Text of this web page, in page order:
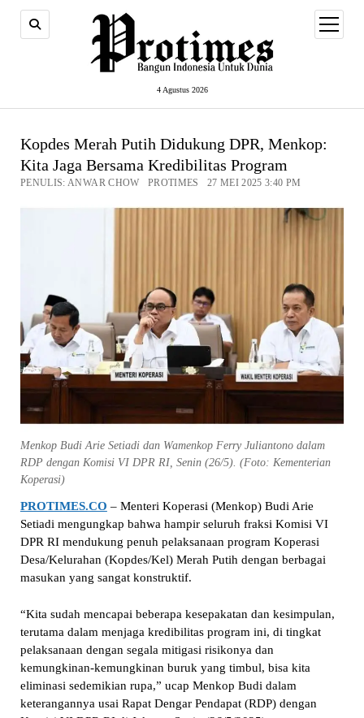
4 Agustus 2026
open
menu
Kopdes Merah Putih Didukung DPR, Menkop:
Kita Jaga Bersama Kredibilitas Program
PENULIS: ANWAR CHOW PROTIMES 27 MEI 2025 3:40 PM
Menkop Budi Arie Setiadi dan Wamenkop Ferry Juliantono dalam
RDP dengan Komisi VI DPR RI, Senin (26/5). (Foto: Kementerian
Koperasi)
PROTIMES.CO – Menteri Koperasi (Menkop) Budi Arie
Setiadi mengungkap bahwa hampir seluruh fraksi Komisi VI
DPR RI mendukung penuh pelaksanaan program Koperasi
Desa/Kelurahan (Kopdes/Kel) Merah Putih dengan berbagai
masukan yang sangat konstruktif.
“Kita sudah mencapai beberapa kesepakatan dan kesimpulan,
terutama dalam menjaga kredibilitas program ini, di tingkat
pelaksanaan dengan segala mitigasi risikonya dan
kemungkinan-kemungkinan buruk yang timbul, bisa kita
eliminasi sedemikian rupa,” ucap Menkop Budi dalam
keterangannya usai Rapat Dengar Pendapat (RDP) dengan